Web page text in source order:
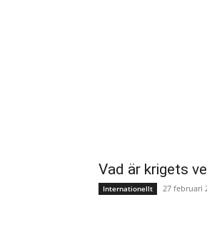
Vad är krigets
Internationellt 27 februari